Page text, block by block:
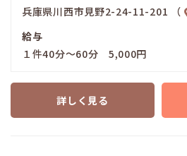
兵庫県川西市見野2-24-11-201 （
給与
１件40分～60分 5,000円
詳しく見る